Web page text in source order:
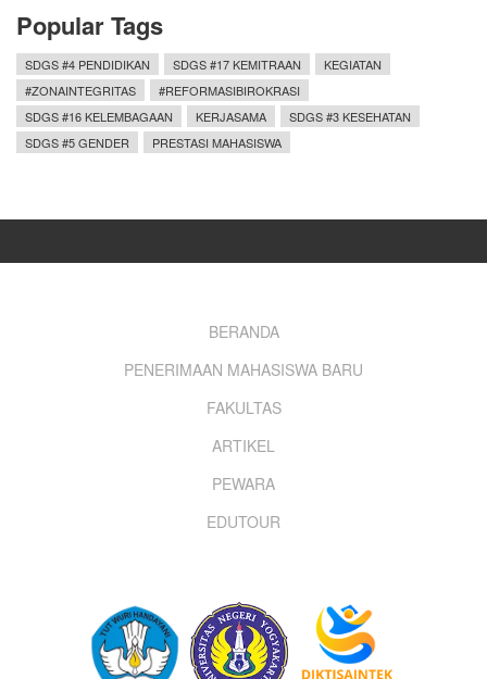
Popular Tags
SDGS #4 PENDIDIKAN SDGS #17 KEMITRAAN
KEGIATAN
#ZONAINTEGRITAS
#REFORMASIBIROKRASI
SDGS #16 KELEMBAGAAN
KERJASAMA
SDGS #3 KESEHATAN
SDGS #5 GENDER
PRESTASI MAHASISWA
BERANDA
PENERIMAAN MAHASISWA BARU
FAKULTAS
ARTIKEL
PEWARA
EDUTOUR